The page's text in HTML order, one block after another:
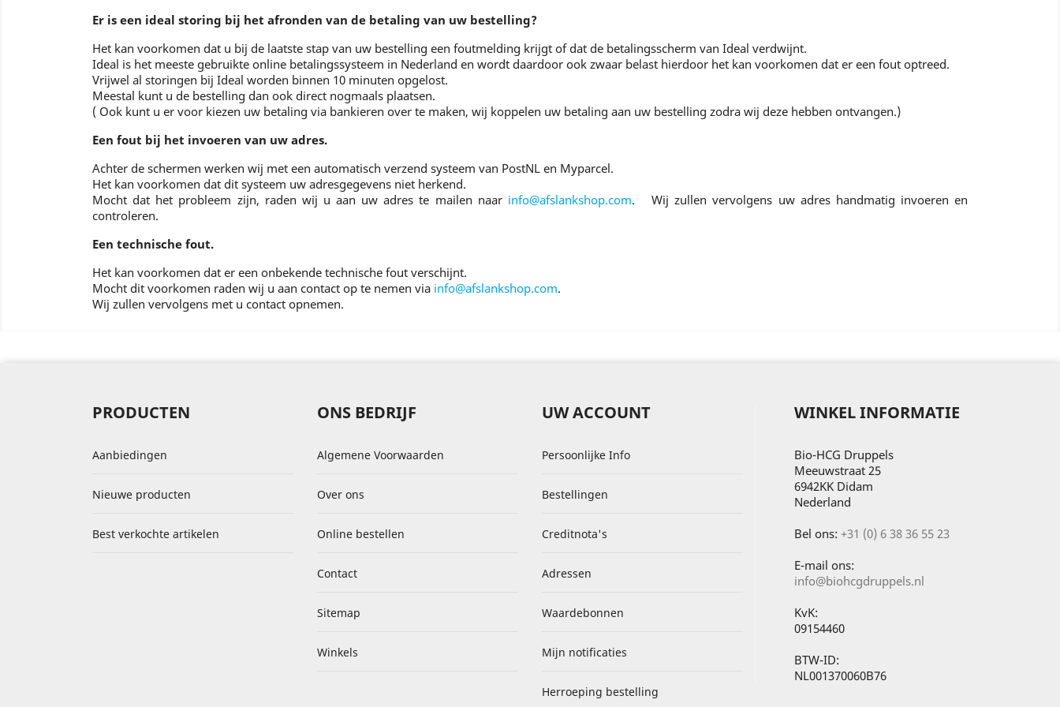
Er is een ideal storing bij het afronden van de betaling van uw bestelling?
Het kan voorkomen dat u bij de laatste stap van uw bestelling een foutmelding krijgt of dat de betalingsscherm van Ideal verdwijnt.
Ideal is het meeste gebruikte online betalingssysteem in Nederland en wordt daardoor ook zwaar belast hierdoor het kan voorkomen dat er een fout optreed.
Vrijwel al storingen bij Ideal worden binnen 10 minuten opgelost.
Meestal kunt u de bestelling dan ook direct nogmaals plaatsen.
( Ook kunt u er voor kiezen uw betaling via bankieren over te maken, wij koppelen uw betaling aan uw bestelling zodra wij deze hebben ontvangen.)
Een fout bij het invoeren van uw adres.
Achter de schermen werken wij met een automatisch verzend systeem van PostNL en Myparcel.
Het kan voorkomen dat dit systeem uw adresgegevens niet herkend.
Mocht dat het probleem zijn, raden wij u aan uw adres te mailen naar info@afslankshop.com. Wij zullen vervolgens uw adres handmatig invoeren en
controleren.
Een technische fout.
Het kan voorkomen dat er een onbekende technische fout verschijnt.
Mocht dit voorkomen raden wij u aan contact op te nemen via info@afslankshop.com.
Wij zullen vervolgens met u contact opnemen.
PRODUCTEN
Aanbiedingen
Nieuwe producten
Best verkochte artikelen
ONS BEDRIJF
Algemene Voorwaarden
Over ons
Online bestellen
Contact
Sitemap
Winkels
UW ACCOUNT
Persoonlijke Info
Bestellingen
Creditnota's
Adressen
Waardebonnen
Mijn notificaties
Herroeping bestelling
WINKEL INFORMATIE
Bio-HCG Druppels
Meeuwstraat 25
6942KK Didam
Nederland
Bel ons: +31 (0) 6 38 36 55 23
E-mail ons:
info@biohcgdruppels.nl
KvK:
09154460
BTW-ID:
NL001370060B76